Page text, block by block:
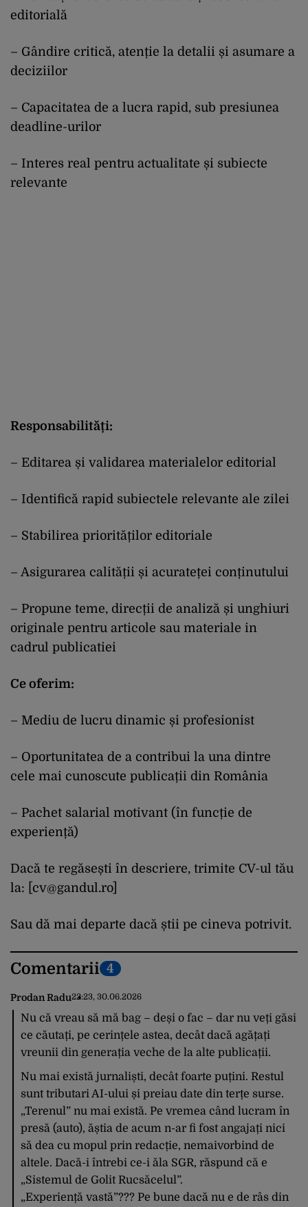
editorială
– Gândire critică, atenție la detalii și asumare a
deciziilor
– Capacitatea de a lucra rapid, sub presiunea
deadline-urilor
– Interes real pentru actualitate și subiecte
relevante
Responsabilități:
– Editarea și validarea materialelor editorial
– Identifică rapid subiectele relevante ale zilei
– Stabilirea priorităților editoriale
– Asigurarea calității și acurateței conținutului
– Propune teme, direcții de analiză și unghiuri
originale pentru articole sau materiale in
cadrul publicatiei
Ce oferim:
– Mediu de lucru dinamic și profesionist
– Oportunitatea de a contribui la una dintre
cele mai cunoscute publicații din România
– Pachet salarial motivant (în funcție de
experiență)
Dacă te regăsești în descriere, trimite CV-ul tău
la: [ cv@gandul.ro]
Sau dă mai departe dacă știi pe cineva potrivit.
Comentarii 4
Prodan Radu22:23, 30.06.2026
Nu că vreau să mă bag – deși o fac – dar nu veți găsi
ce căutați, pe cerințele astea, decât dacă agățați
vreunii din generația veche de la alte publicații.
Nu mai există jurnaliști, decât foarte puțini. Restul
sunt tributari AI-ului și preiau date din terțe surse.
„Terenul” nu mai există. Pe vremea când lucram în
presă (auto), ăștia de acum n-ar fi fost angajați nici
să dea cu mopul prin redacție, nemaivorbind de
altele. Dacă-i întrebi ce-i ăla SGR, răspund că e
„Sistemul de Golit Rucsăcelul”.
„Experiență vastă”??? Pe bune dacă nu e de râs din